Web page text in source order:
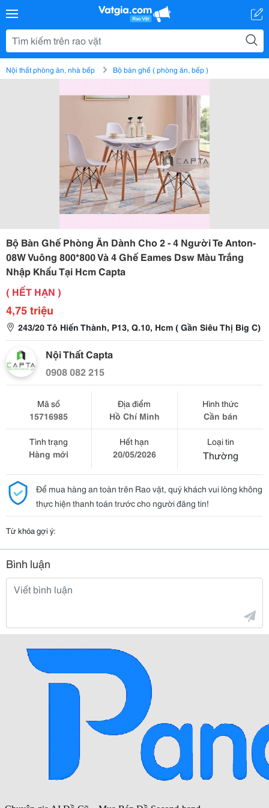
Nội thất phòng ăn, nhà bếp Bộ bàn ghế ( phòng ăn, bếp )
Bộ Bàn Ghế Phòng Ăn Dành Cho 2 - 4 Người Te Anton-
08W Vuông 800*800 Và 4 Ghế Eames Dsw Màu Trắng
Nhập Khẩu Tại Hcm Capta
( HẾT HẠN )
4,75 triệu
243/20 Tô Hiến Thành, P13, Q.10, Hcm ( Gần Siêu Thị Big C)
Nội Thất Capta
0908 082 215
Mã số
15716985
Địa điểm
Hồ Chí Minh
Hình thức
Cần bán
Tình trạng
Hàng mới
Hết hạn
20/05/2026
Loại tin
Thường
Để mua hàng an toàn trên Rao vặt, quý khách vui lòng không
thực hiện thanh toán trước cho người đăng tin!
Từ khóa gợi ý:
Bình luận